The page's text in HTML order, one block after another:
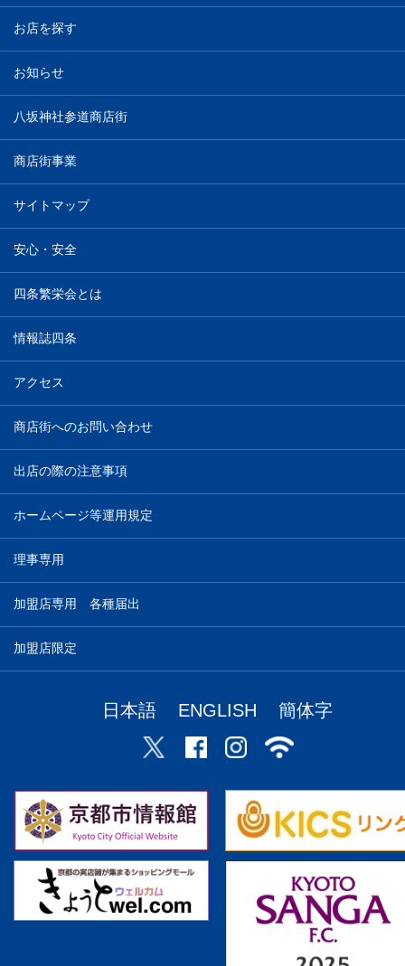
お店を探す
お知らせ
八坂神社参道商店街
商店街事業
サイトマップ
安心・安全
四条繁栄会とは
情報誌四条
アクセス
商店街へのお問い合わせ
出店の際の注意事項
ホームページ等運用規定
理事専用
加盟店専用 各種届出
加盟店限定
日本語 ENGLISH 簡体字